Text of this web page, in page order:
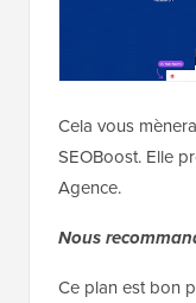
Cela vous
SEOBoost. Elle
Agence.
Nous
Ce plan est bon